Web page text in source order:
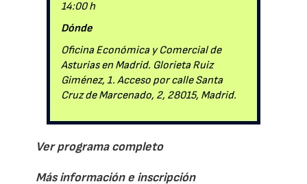
14:00 h
Dónde
Oficina Económica y Comercial de
Asturias en Madrid. Glorieta Ruiz
Giménez, 1. Acceso por calle Santa
Cruz de Marcenado, 2, 28015, Madrid.
Ver programa completo
Más información e inscripción